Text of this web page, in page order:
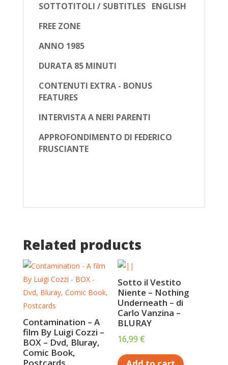
SOTTOTITOLI / SUBTITLES ENGLISH
FREE ZONE
ANNO 1985
DURATA 85 MINUTI
CONTENUTI EXTRA - BONUS
FEATURES
INTERVISTA A NERI PARENTI
APPROFONDIMENTO DI FEDERICO
FRUSCIANTE
Related products
Contamination – A
film By Luigi Cozzi –
BOX – Dvd, Bluray,
Comic Book,
Postcards
Sotto il Vestito
Niente – Nothing
Underneath – di
Carlo Vanzina –
BLURAY
16,99 €